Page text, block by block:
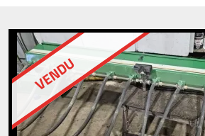
VENDU